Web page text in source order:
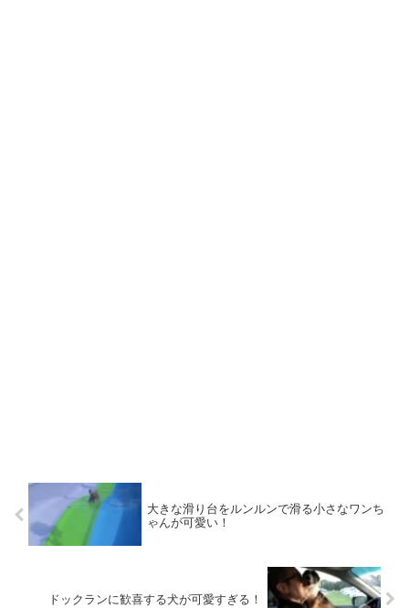
大きな滑り台をルンルンで滑る小さなワンち
ゃんが可愛い！
ドックランに歓喜する犬が可愛すぎる！